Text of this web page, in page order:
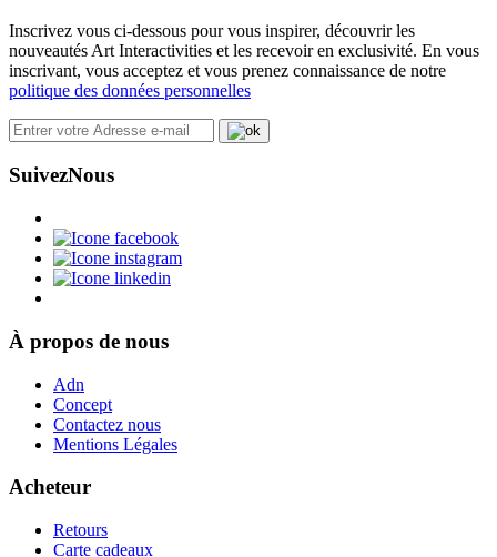
Inscrivez vous ci-dessous pour vous inspirer, découvrir les
nouveautés Art Interactivities et les recevoir en exclusivité. En vous
inscrivant, vous acceptez et vous prenez connaissance de notre
politique des données personnelles
SuivezNous
À propos de nous
Adn
Concept
Contactez nous
Mentions Légales
Acheteur
Retours
Carte cadeaux